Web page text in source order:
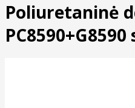
Poliuretaninė